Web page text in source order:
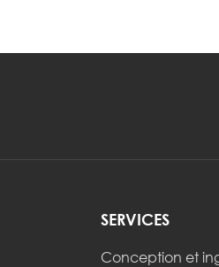
SERVICES
Conception et